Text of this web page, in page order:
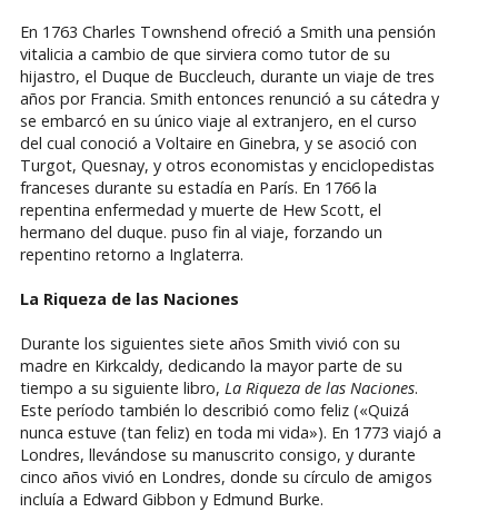
En 1763 Charles Townshend ofreció a Smith una pensión
vitalicia a cambio de que sirviera como tutor de su
hijastro, el Duque de Buccleuch, durante un viaje de tres
años por Francia. Smith entonces renunció a su cátedra y
se embarcó en su único viaje al extranjero, en el curso
del cual conoció a Voltaire en Ginebra, y se asoció con
Turgot, Quesnay, y otros economistas y enciclopedistas
franceses durante su estadía en París. En 1766 la
repentina enfermedad y muerte de Hew Scott, el
hermano del duque. puso fin al viaje, forzando un
repentino retorno a Inglaterra.
La Riqueza de las Naciones
Durante los siguientes siete años Smith vivió con su
madre en Kirkcaldy, dedicando la mayor parte de su
tiempo a su siguiente libro, La Riqueza de las Naciones.
Este período también lo describió como feliz («Quizá
nunca estuve (tan feliz) en toda mi vida»). En 1773 viajó a
Londres, llevándose su manuscrito consigo, y durante
cinco años vivió en Londres, donde su círculo de amigos
incluía a Edward Gibbon y Edmund Burke.